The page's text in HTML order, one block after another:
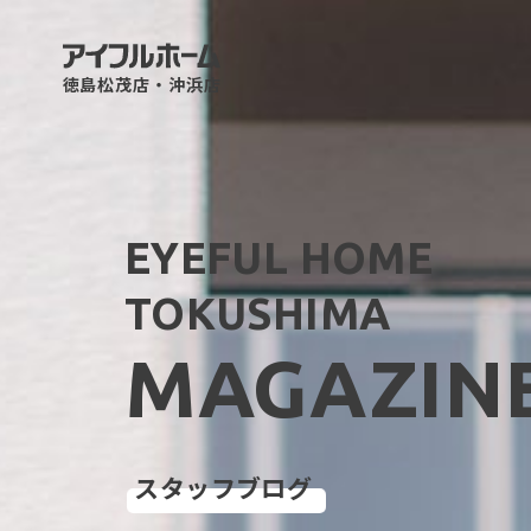
徳島松茂店・沖浜店
EYEFUL HOME
TOKUSHIMA
スタッフブログ